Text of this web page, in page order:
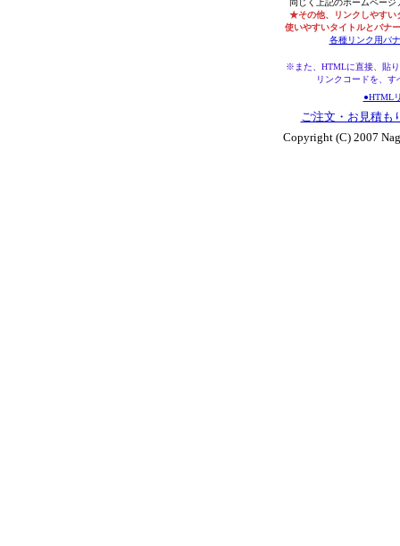
同じく上記のホームペー
★その他、リンクしやすい
使いやすいタイトルとバナ
各種リンク用バ
※また、HTMLに直接、貼
リンクコードを、
●HTML
ご注文・お見積も
Copyright (C) 2007